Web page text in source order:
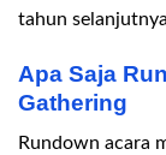
tahun
Apa Saja
Gathering
Rundown acara